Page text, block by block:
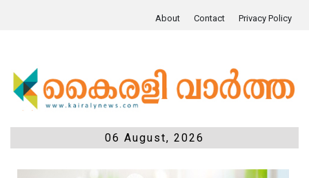
About Contact Privacy Policy
06 August, 2026